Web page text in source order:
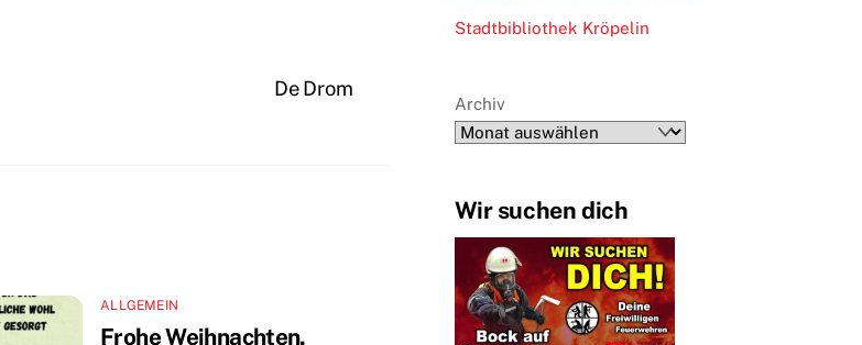
De Drom
ALLGEMEIN
Frohe Weihnachten.
Stadtbibliothek Kröpelin
Archiv
Wir suchen dich